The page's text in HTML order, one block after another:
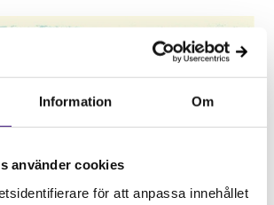
Information Om
använder cookies
för att anpassa innehållet